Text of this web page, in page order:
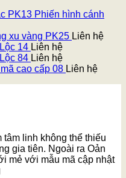
Phiến hình cánh
xu vàng PK25 Liên hệ
14 Liên hệ
84 Liên hệ
cao cấp 08 Liên hệ
tâm linh không thể thiếu
gia tiên. Ngoài ra Oản
mẻ với mẫu mã cập nhật